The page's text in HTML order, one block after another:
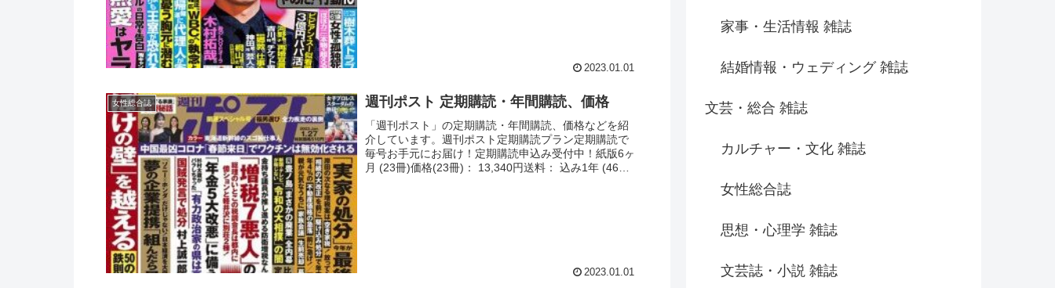
2023.01.01
女性総合誌 週刊ポスト 定期購読・年間購読、価格
「週刊ポスト」の定期購読・年間購読、価格などを紹
介しています。週刊ポスト定期購読プラン定期購読で
毎号お手元にお届け！定期購読申込み受付中！紙版6ヶ
月 (23冊)価格(23冊)： 13,340円送料： 込み1年 (46冊)
2023.01.01
家事・生活情報 雑誌
結婚情報・ウェディング 雑誌
文芸・総合 雑誌
カルチャー・文化 雑誌
女性総合誌
思想・心理学 雑誌
文芸誌・小説 雑誌